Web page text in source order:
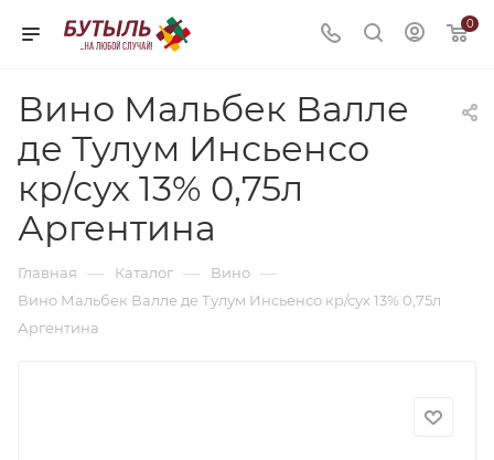
0
Вино Мальбек Валле
де Тулум Инсьенсо
кр/сух 13% 0,75л
Аргентина
Главная — Каталог — Вино —
Вино Мальбек Валле де Тулум Инсьенсо кр/сух 13% 0,75л
Аргентина